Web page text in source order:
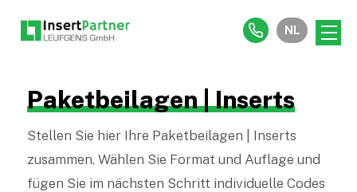
NL
Paketbeilagen | Inserts
Stellen Sie hier Ihre Paketbeilagen | Inserts
zusammen. Wählen Sie Format und Auflage und
fügen Sie im nächsten Schritt individuelle Codes